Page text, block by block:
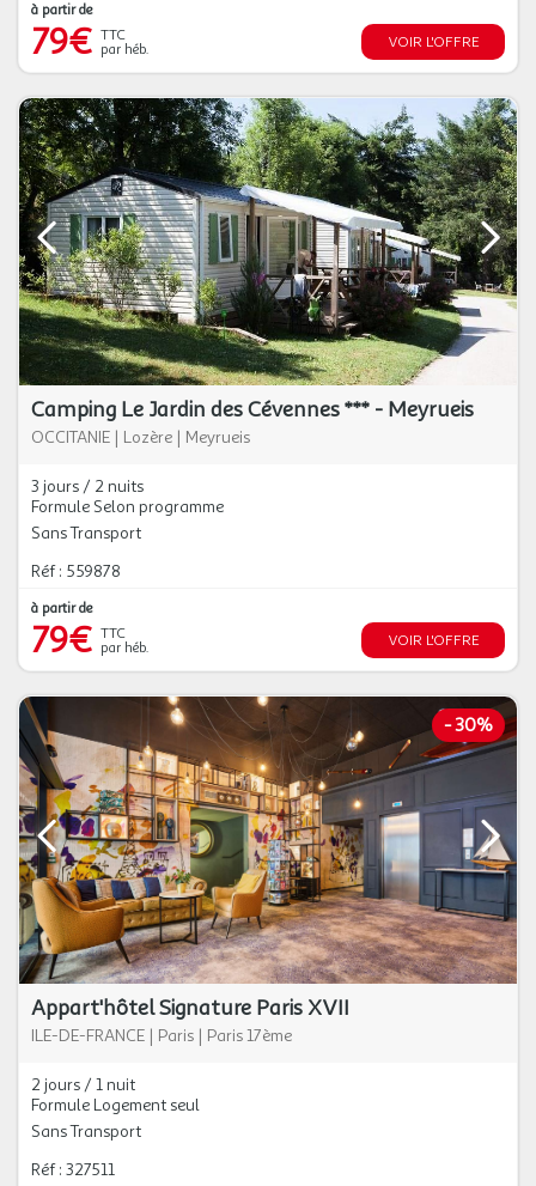
à partir de
79€ TTC
par héb.
VOIR L'OFFRE
Camping Le Jardin des Cévennes *** - Meyrueis
OCCITANIE | Lozère | Meyrueis
3 jours / 2 nuits
Formule Selon programme
Sans Transport
Réf : 559878
à partir de
79€ TTC
par héb.
VOIR L'OFFRE
-30%
Appart'hôtel Signature Paris XVII
ILE-DE-FRANCE | Paris | Paris 17ème
2 jours / 1 nuit
Formule Logement seul
Sans Transport
Réf : 327511